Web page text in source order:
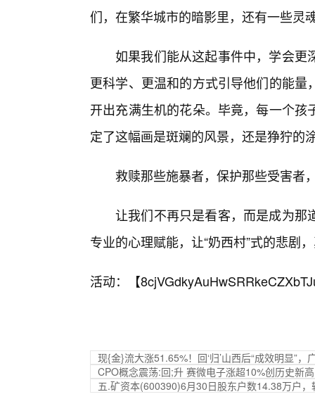
们，在繁华城市的暗影里，还有一些灵
如果我们能从这起事件中，学会更
更科学、更温和的方式引导他们的能
开出充满生机的花朵。毕竟，每一个
定了这幅画是斑斓的风景，还是狰狞的
救赎那些施暴者，保护那些受害者
让我们不再只是看客，而是成为那
专业的心理赋能，让“奶西村”式的悲剧
活动：【
现{金}流大涨51.65%！回‘归’山西后“成效明显”，
CPO概念震荡:回;升 赛微电子涨超10%创历史新高
五.矿资本(600390)6月30日股东户数14.38万户